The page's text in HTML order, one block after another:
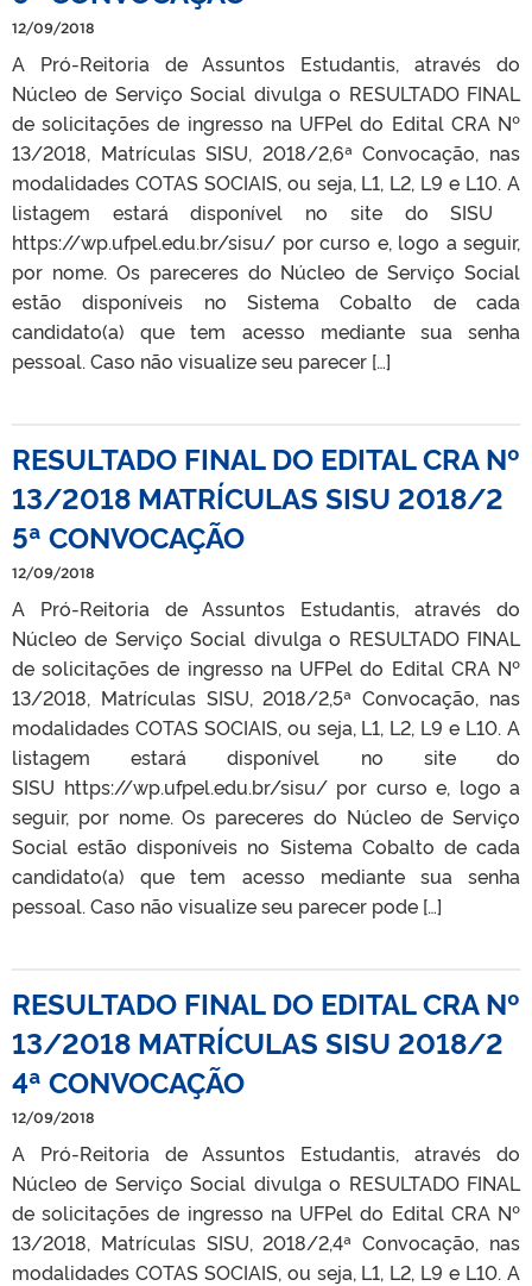
12/09/2018
A Pró-Reitoria de Assuntos Estudantis, através do
Núcleo de Serviço Social divulga o RESULTADO FINAL
de solicitações de ingresso na UFPel do Edital CRA Nº
13/2018, Matrículas SISU, 2018/2,6ª Convocação, nas
modalidades COTAS SOCIAIS, ou seja, L1, L2, L9 e L10. A
listagem estará disponível no site do SISU
https://wp.ufpel.edu.br/sisu/ por curso e, logo a seguir,
por nome. Os pareceres do Núcleo de Serviço Social
estão disponíveis no Sistema Cobalto de cada
candidato(a) que tem acesso mediante sua senha
pessoal. Caso não visualize seu parecer […]
RESULTADO FINAL DO EDITAL CRA Nº
13/2018 MATRÍCULAS SISU 2018/2
5ª CONVOCAÇÃO
12/09/2018
A Pró-Reitoria de Assuntos Estudantis, através do
Núcleo de Serviço Social divulga o RESULTADO FINAL
de solicitações de ingresso na UFPel do Edital CRA Nº
13/2018, Matrículas SISU, 2018/2,5ª Convocação, nas
modalidades COTAS SOCIAIS, ou seja, L1, L2, L9 e L10. A
listagem estará disponível no site do
SISU https://wp.ufpel.edu.br/sisu/ por curso e, logo a
seguir, por nome. Os pareceres do Núcleo de Serviço
Social estão disponíveis no Sistema Cobalto de cada
candidato(a) que tem acesso mediante sua senha
pessoal. Caso não visualize seu parecer pode […]
RESULTADO FINAL DO EDITAL CRA Nº
13/2018 MATRÍCULAS SISU 2018/2
4ª CONVOCAÇÃO
12/09/2018
A Pró-Reitoria de Assuntos Estudantis, através do
Núcleo de Serviço Social divulga o RESULTADO FINAL
de solicitações de ingresso na UFPel do Edital CRA Nº
13/2018, Matrículas SISU, 2018/2,4ª Convocação, nas
modalidades COTAS SOCIAIS, ou seja, L1, L2, L9 e L10. A